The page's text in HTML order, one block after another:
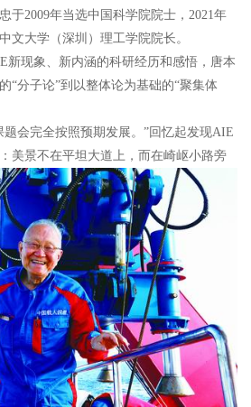
于2009年当选中国科学院院士，2021年
文大学（深圳）理工学院院长。
现象、新内涵的科研经历和感悟，唐本
“分子论”到以整体论为基础的“聚集体
会完全按照预期发展。”回忆起发现AIE
美景不在平坦大道上，而在崎岖小路旁